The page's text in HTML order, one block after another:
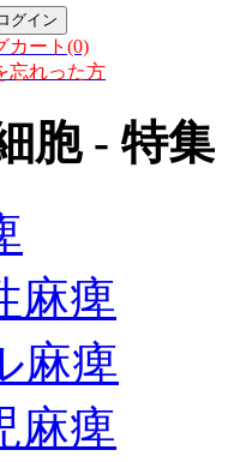
カート(0)
忘れった方
胞 - 特集
麻痺
麻痺
麻痺